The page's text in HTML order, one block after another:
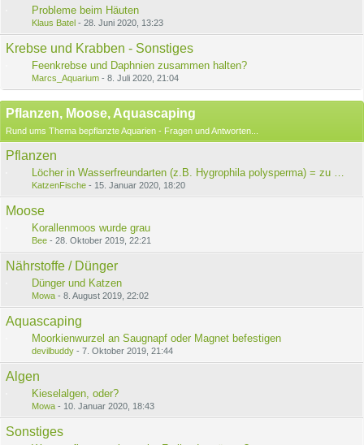
Probleme beim Häuten
Klaus Batel - 28. Juni 2020, 13:23
Krebse und Krabben - Sonstiges
Feenkrebse und Daphnien zusammen halten?
Marcs_Aquarium - 8. Juli 2020, 21:04
Pflanzen, Moose, Aquascaping
Rund ums Thema bepflanzte Aquarien - Fragen und Antworten...
Pflanzen
KatzenFische - 15. Januar 2020, 18:20
Moose
Korallenmoos wurde grau
Bee - 28. Oktober 2019, 22:21
Nährstoffe / Dünger
Dünger und Katzen
Mowa - 8. August 2019, 22:02
Aquascaping
Moorkienwurzel an Saugnapf oder Magnet befestigen
devilbuddy - 7. Oktober 2019, 21:44
Algen
Kieselalgen, oder?
Mowa - 10. Januar 2020, 18:43
Sonstiges